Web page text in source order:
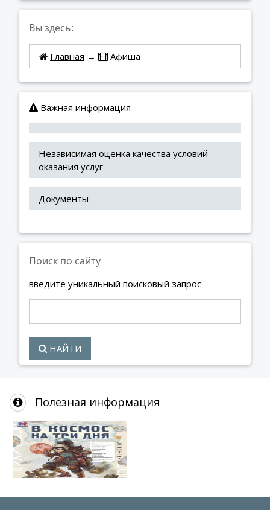
Вы здесь:
Главная → Афиша
Важная информация
Независимая оценка качества условий
оказания услуг
Документы
Поиск по сайту
введите уникальный поисковый запрос
НАЙТИ
Полезная информация